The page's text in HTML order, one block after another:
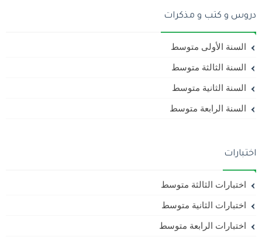
دروس و كتب و مذكرات
السنة الأولى متوسط
السنة الثالثة متوسط
السنة الثانية متوسط
السنة الرابعة متوسط
اختبارات
اختبارات الثالثة متوسط
اختبارات الثانية متوسط
اختبارات الرابعة متوسط